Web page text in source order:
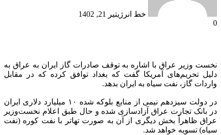
خط انرژیتیر 21, 1402
0
نخست وزیر عراق با اشاره به توقف صادرات گاز ایران به عراق به
دلیل تحریم‌های آمریکا گفت که بغداد توافق کرده که در مقابل
واردات گاز، نفت سیاه به ایران بدهد.
در دولت سیزدهم نیمی از منابع بلوکه شده ۱۰ میلیارد دلاری ایران
در بانک تجارت عراق آزادسازی شده و حال طبق اعلام نخست‌وزیر
عراق ظاهراً بخش دیگری از آن به صورت تهاتر با نفت کوره (نفت
سیاه) تسویه خواهد شد.